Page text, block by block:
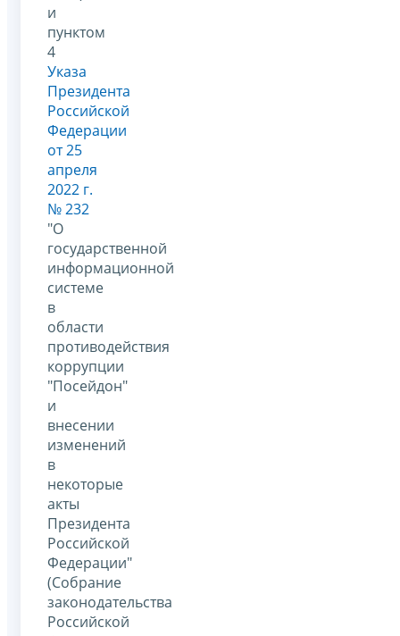
и
пунктом
4
Указа
Президента
Российской
Федерации
от 25
апреля
2022 г.
№ 232
"О
государственной
информационной
системе
в
области
противодействия
коррупции
"Посейдон"
и
внесении
изменений
в
некоторые
акты
Президента
Российской
Федерации"
(Собрание
законодательства
Российской